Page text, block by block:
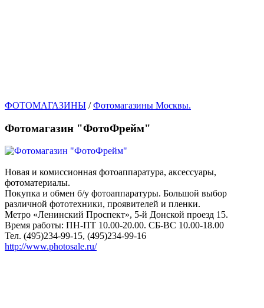
ФОТОМАГАЗИНЫ /Фотомагазины Москвы.
Фотомагазин "ФотоФрейм"
Новая и комиссионная фотоаппаратура, аксессуары,
фотоматериалы.
Покупка и обмен б/у фотоаппаратуры. Большой выбор
различной фототехники, проявителей и пленки.
Метро «Ленинский Проспект», 5-й Донской проезд 15.
Время работы: ПН-ПТ 10.00-20.00. СБ-ВС 10.00-18.00
Тел. (495)234-99-15, (495)234-99-16
http://www.photosale.ru/